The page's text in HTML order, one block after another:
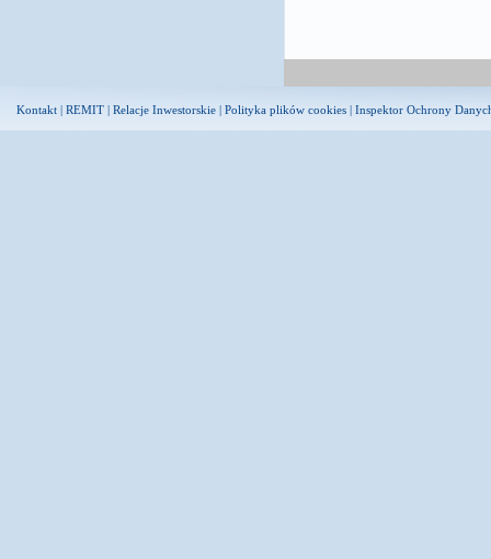
Kontakt | REMIT | Relacje Inwestorskie | Polityka plików cookies | Inspektor Ochrony